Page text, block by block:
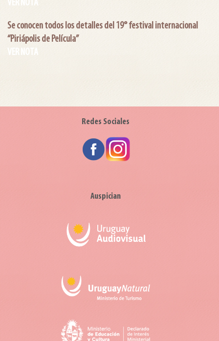
VER NOTA
Se conocen todos los detalles del 19° festival internacional
“Piriápolis de Película”
VER NOTA
Redes Sociales
Auspician